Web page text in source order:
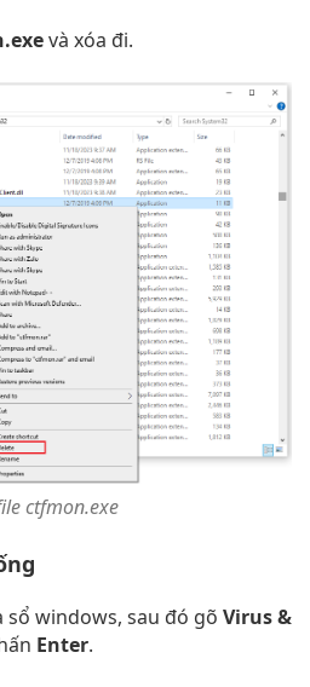
và xóa đi.
ctfmon.exe
sổ windows, sau đó gõ Virus &
Enter.